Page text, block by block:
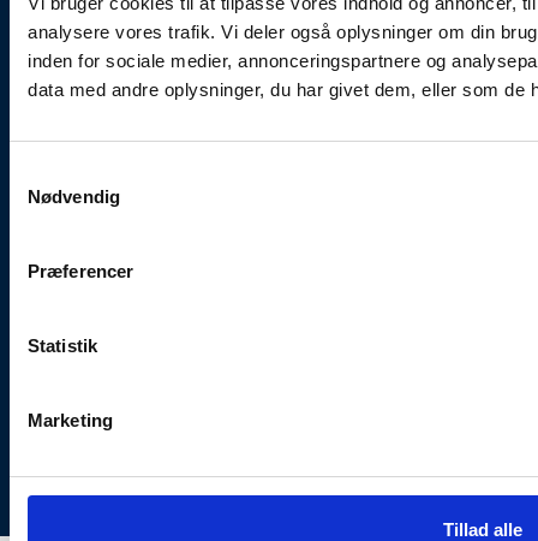
analysere vores trafik. Vi deler også oplysninger om din
inden for sociale medier, annonceringspartnere og
data med andre oplysninger, du har givet dem, eller som de
Nødvendig
Præferencer
Statistik
Marketing
Tillad alle
Links
Book tid
Bilsalg
Lokal eksperten
By links
Sociale medier
Udviklet afseek4cars.net